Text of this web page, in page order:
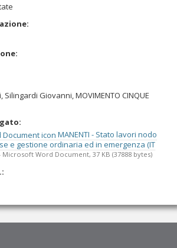
:
:
Giovanni, MOVIMENTO CINQUE
:
MANENTI - Stato lavori nodo
e gestione ordinaria ed in emergenza (IT
Word Document, 37 KB (37888 bytes)
: